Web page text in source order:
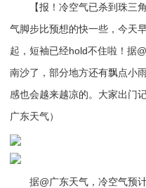
【报！冷空气已杀到珠三角
气脚步比预想的快一些，今天
起，短袖已经hold不住啦！据
南沙了，部分地方还有飘点小
感也会越来越凉的。大家出门
广东天气）
据@广东天气，冷空气预计